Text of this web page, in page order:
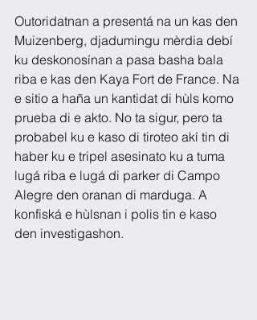
Outoridatnan a presentá na un kas den
Muizenberg, djadumingu mèrdia debí
ku deskonosínan a pasa basha bala
riba e kas den Kaya Fort de France. Na
e sitio a haña un kantidat di hùls komo
prueba di e akto. No ta sigur, pero ta
probabel ku e kaso di tiroteo akí tin di
haber ku e tripel asesinato ku a tuma
lugá riba e lugá di parker di Campo
Alegre den oranan di marduga. A
konfiská e hùlsnan i polis tin e kaso
den investigashon.